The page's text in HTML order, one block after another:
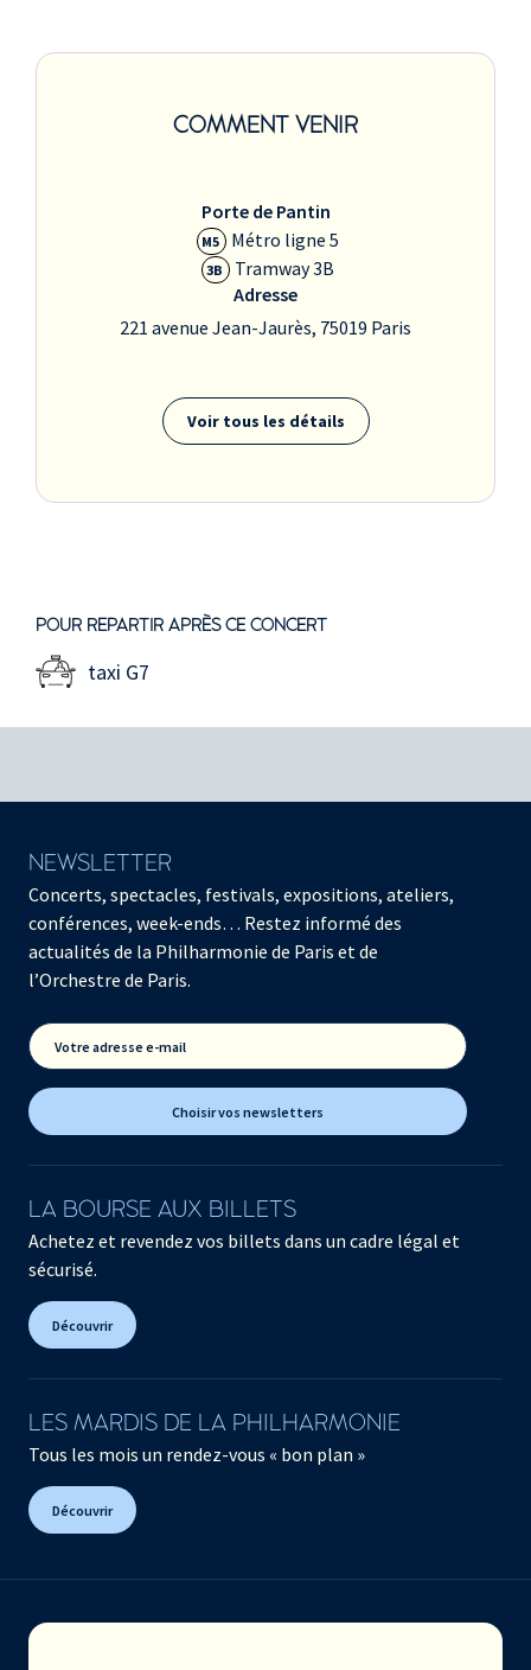
COMMENT VENIR
Porte de Pantin
M5 Métro ligne 5
3B
Tramway 3B
Adresse
221 avenue Jean-Jaurès, 75019 Paris
Voir tous les détails
POUR REPARTIR APRÈS CE CONCERT
taxi G7
NEWSLETTER
Concerts, spectacles, festivals, expositions, ateliers,
conférences, week-ends… Restez informé des
actualités de la Philharmonie de Paris et de
l’Orchestre de Paris.
Votre adresse e-mail
Choisir vos newsletters
LA BOURSE AUX BILLETS
Achetez et revendez vos billets dans un cadre légal et
sécurisé.
Découvrir
LES MARDIS DE LA PHILHARMONIE
Tous les mois un rendez-vous « bon plan »
Découvrir